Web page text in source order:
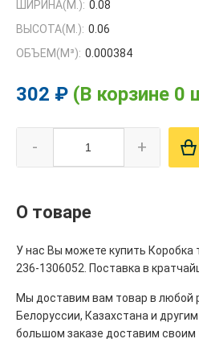
ШИРИНА(М.): 0.08
ВЫСОТА(М.): 0.06
ОБЪЕМ(M³): 0.000384
302 ₽ (В корзине 0
- +
О товаре
У нас Вы можете купить Коробка
236-1306052. Поставка в
Мы доставим вам товар в любой
Белоруссии, Казахстана и
большом заказе доставим своим